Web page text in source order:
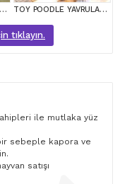
TOY POODLE YAVRULARIM TOY POODLE YAVRULARIM
tıklayın.
ile mutlaka yüz
sebeple kapora ve
satışı